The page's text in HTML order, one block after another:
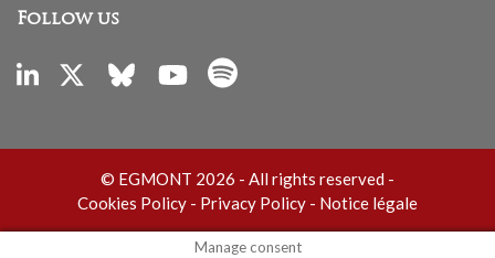
Follow us
© EGMONT 2026 - All rights reserved -
Cookies Policy - Privacy Policy - Notice légale
Manage consent